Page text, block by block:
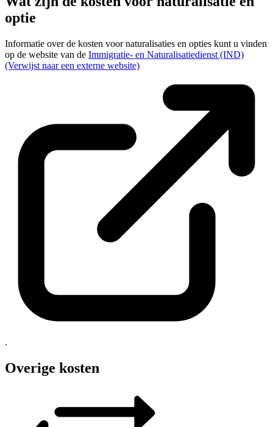
optie
Informatie over de kosten voor naturalisaties en opties kunt u vinden
op de website van de Immigratie- en Naturalisatiedienst (IND)
(Verwijst naar een externe website)
.
Overige kosten